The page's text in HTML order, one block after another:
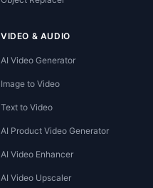
VIDEO & AUDIO
AI Video Generator
Image to Video
Text to Video
AI Product Video Generator
AI Video Enhancer
AI Video Upscaler